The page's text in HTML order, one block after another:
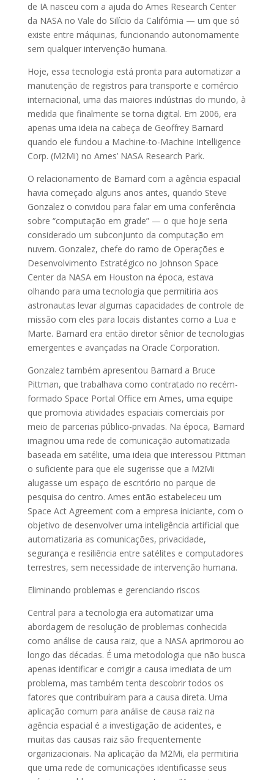
de IA nasceu com a ajuda do Ames Research Center
da NASA no Vale do Silício da Califórnia — um que só
existe entre máquinas, funcionando autonomamente
sem qualquer intervenção humana.
Hoje, essa tecnologia está pronta para automatizar a
manutenção de registros para transporte e comércio
internacional, uma das maiores indústrias do mundo, à
medida que finalmente se torna digital. Em 2006, era
apenas uma ideia na cabeça de Geoffrey Barnard
quando ele fundou a Machine-to-Machine Intelligence
Corp. (M2Mi) no Ames’ NASA Research Park.
O relacionamento de Barnard com a agência espacial
havia começado alguns anos antes, quando Steve
Gonzalez o convidou para falar em uma conferência
sobre “computação em grade” — o que hoje seria
considerado um subconjunto da computação em
nuvem. Gonzalez, chefe do ramo de Operações e
Desenvolvimento Estratégico no Johnson Space
Center da NASA em Houston na época, estava
olhando para uma tecnologia que permitiria aos
astronautas levar algumas capacidades de controle de
missão com eles para locais distantes como a Lua e
Marte. Barnard era então diretor sênior de tecnologias
emergentes e avançadas na Oracle Corporation.
Gonzalez também apresentou Barnard a Bruce
Pittman, que trabalhava como contratado no recém-
formado Space Portal Office em Ames, uma equipe
que promovia atividades espaciais comerciais por
meio de parcerias público-privadas. Na época, Barnard
imaginou uma rede de comunicação automatizada
baseada em satélite, uma ideia que interessou Pittman
o suficiente para que ele sugerisse que a M2Mi
alugasse um espaço de escritório no parque de
pesquisa do centro. Ames então estabeleceu um
Space Act Agreement com a empresa iniciante, com o
objetivo de desenvolver uma inteligência artificial que
automatizaria as comunicações, privacidade,
segurança e resiliência entre satélites e computadores
terrestres, sem necessidade de intervenção humana.
Eliminando problemas e gerenciando riscos
Central para a tecnologia era automatizar uma
abordagem de resolução de problemas conhecida
como análise de causa raiz, que a NASA aprimorou ao
longo das décadas. É uma metodologia que não busca
apenas identificar e corrigir a causa imediata de um
problema, mas também tenta descobrir todos os
fatores que contribuíram para a causa direta. Uma
aplicação comum para análise de causa raiz na
agência espacial é a investigação de acidentes, e
muitas das causas raiz são frequentemente
organizacionais. Na aplicação da M2Mi, ela permitiria
que uma rede de comunicações identificasse seus